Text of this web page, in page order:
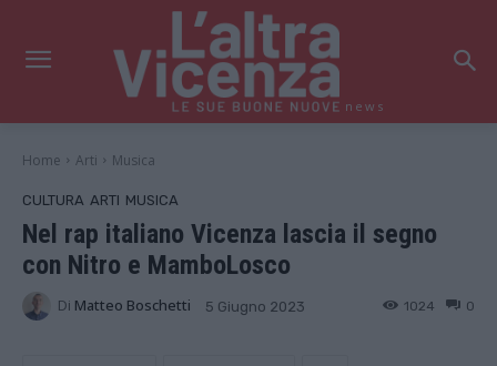
news
Home Arti Musica
CULTURA ARTI MUSICA
Nel rap italiano Vicenza lascia il segno
con Nitro e MamboLosco
Di Matteo Boschetti 5 Giugno 2023 0
1024